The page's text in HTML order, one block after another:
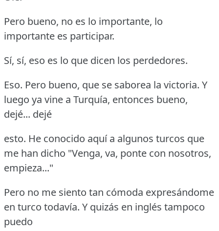
Pero bueno, no es lo importante, lo
importante es participar.
Sí, sí, eso es lo que dicen los perdedores.
Eso. Pero bueno, que se saborea la victoria. Y
luego ya vine a Turquía, entonces bueno,
dejé... dejé
esto. He conocido aquí a algunos turcos que
me han dicho "Venga, va, ponte con nosotros,
empieza..."
Pero no me siento tan cómoda expresándome
en turco todavía. Y quizás en inglés tampoco
puedo